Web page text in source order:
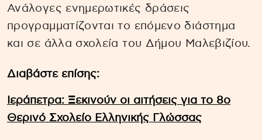
Ανάλογες ενημερωτικές δράσεις
προγραμματίζονται το επόμενο διάστημα
και σε άλλα σχολεία του Δήμου Μαλεβιζίου.
Διαβάστε επίσης:
Ιεράπετρα: Ξεκινούν οι αιτήσεις για το 8ο
Θερινό Σχολείο Ελληνικής Γλώσσας